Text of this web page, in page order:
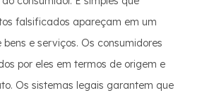
falsificados apareçam em um
e serviços. Os consumidores
por eles em termos de origem e
Os sistemas legais garantem que